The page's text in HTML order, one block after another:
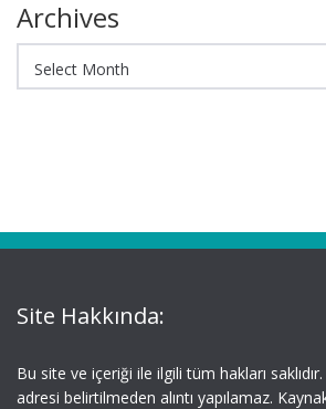
Archives
Site Hakkında:
Bu site ve içeriği ile ilgili tüm hakları
adresi belirtilmeden alıntı yapılamaz.